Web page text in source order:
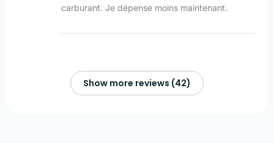
carburant. Je dépense moins maintenant.
Show more reviews (42)